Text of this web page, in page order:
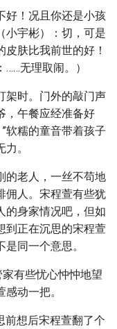
好！况且你还是小孩
小宇彬）：切，可是
肤比我前世的好！
无理取闹。）
架时。门外的敲门声
，午餐应经准备好
软糯的童音带着孩子
。
的老人，一丝不苟地
佣人。宋程萱有些犹
的身家情况吧，但如
到正在沉思的宋程萱
同一个意思。
有些忧心忡忡地望
动一把。
前想后宋程萱翻了个